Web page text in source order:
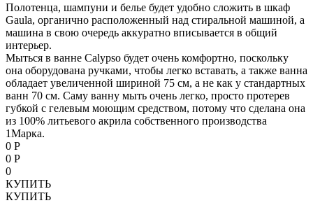
Полотенца, шампуни и белье будет удобно сложить в шкаф
Gaula, органично расположенный над стиральной машиной, а
машина в свою очередь аккуратно вписывается в общий
интерьер.
Мыться в ванне Calypso будет очень комфортно, поскольку
она оборудована ручками, чтобы легко вставать, а также ванна
обладает увеличенной шириной 75 см, а не как у стандартных
ванн 70 см. Саму ванну мыть очень легко, просто протерев
губкой с гелевым моющим средством, потому что сделана она
из 100% литьевого акрила собственного производства
1Марка.
0 Р
0 Р
0
КУПИТЬ
КУПИТЬ